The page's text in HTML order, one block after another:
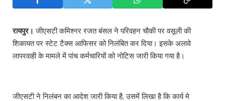
रायपुर। जीएसटी कमिश्नर रजत बंसल ने परिवहन चौकी पर वसूली की
शिकायत पर स्टेट टैक्स आफिसर को निलंबित कर दिया। इसके अलावे
लापरवाही के मामले में पांच कर्मचारियों को नोटिस जारी किया गया है।
जीएसटी ने निलंबन का आदेश जारी किया है, उसमें लिखा है कि कार्य मे